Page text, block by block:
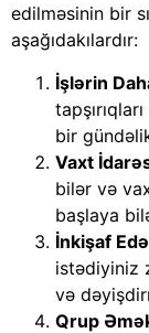
edilməsinin bir
aşağıdakılardır:
İşlərin
bir
Vaxt
bilər və
başlaya
İnkişaf
istədiyiniz
və
Qrup